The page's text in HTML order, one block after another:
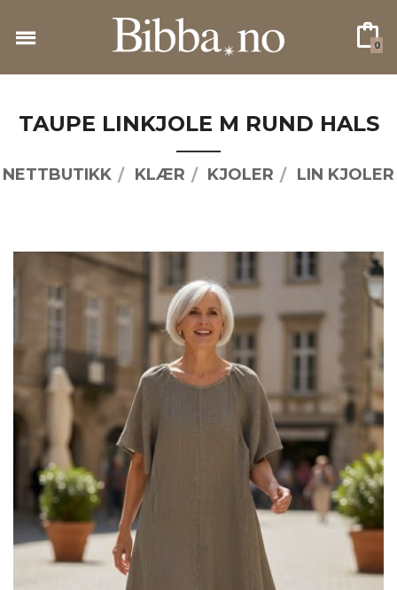
0
TAUPE LINKJOLE M RUND HALS
NETTBUTIKK KLÆR KJOLER LIN KJOLER